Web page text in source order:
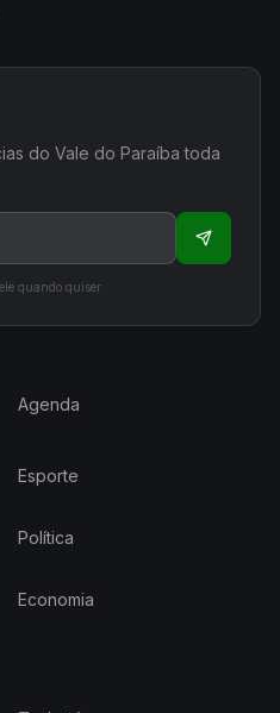
do Vale do Paraíba toda
quando quiser.
Agenda
Esporte
Política
Economia